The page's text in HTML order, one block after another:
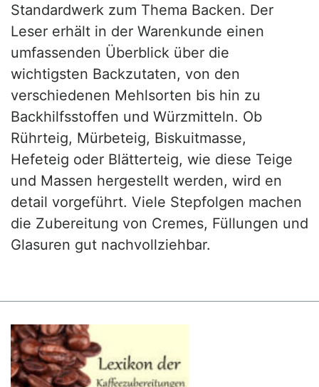
Standardwerk zum Thema Backen. Der
Leser erhält in der Warenkunde einen
umfassenden Überblick über die
wichtigsten Backzutaten, von den
verschiedenen Mehlsorten bis hin zu
Backhilfsstoffen und Würzmitteln. Ob
Rührteig, Mürbeteig, Biskuitmasse,
Hefeteig oder Blätterteig, wie diese Teige
und Massen hergestellt werden, wird en
detail vorgeführt. Viele Stepfolgen machen
die Zubereitung von Cremes, Füllungen und
Glasuren gut nachvollziehbar.